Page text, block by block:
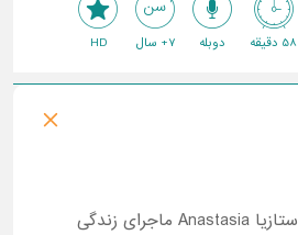
58 دقیقه دوبله 7+ سال HD
داستان انیمیشن آناستازیا Anastasia ماجرای زندگی